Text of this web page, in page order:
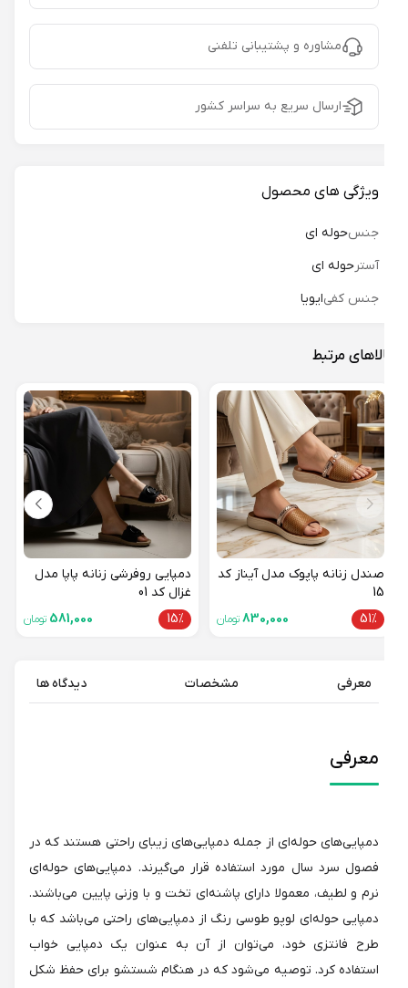
مشاوره و پشتیبانی تلفنی
ارسال سریع به سراسر کشور
ویژگی های محصول
جنسحوله ای
آسترحوله ای
جنس کفی ایویا
مرتبط
صندل زنانه پاپوک مدل آیناز کد
51%
830,000تومان
دمپایی روفرشی زنانه پاپا مدل
غزال کد 01
15%
581,000 تومان
معرفی مشخصات دیدگاه ها
معرفی
دمپایی‌های حوله‌ای از جمله دمپایی‌های زیبای راحتی هستند که در
فصول سرد سال مورد استفاده قرار می‌گیرند. دمپایی‌های حوله‌ای
نرم و لطیف، معمولا دارای پاشنه‌ای تخت و با وزنی پایین می‌باشند.
دمپایی حوله‌ای لوپو طوسی رنگ از دمپایی‌های راحتی می‌باشد که با
طرح فانتزی خود، می‌توان از آن به عنوان یک دمپایی خواب
استفاده کرد. توصیه می‌شود که در هنگام شستشو برای حفظ شکل